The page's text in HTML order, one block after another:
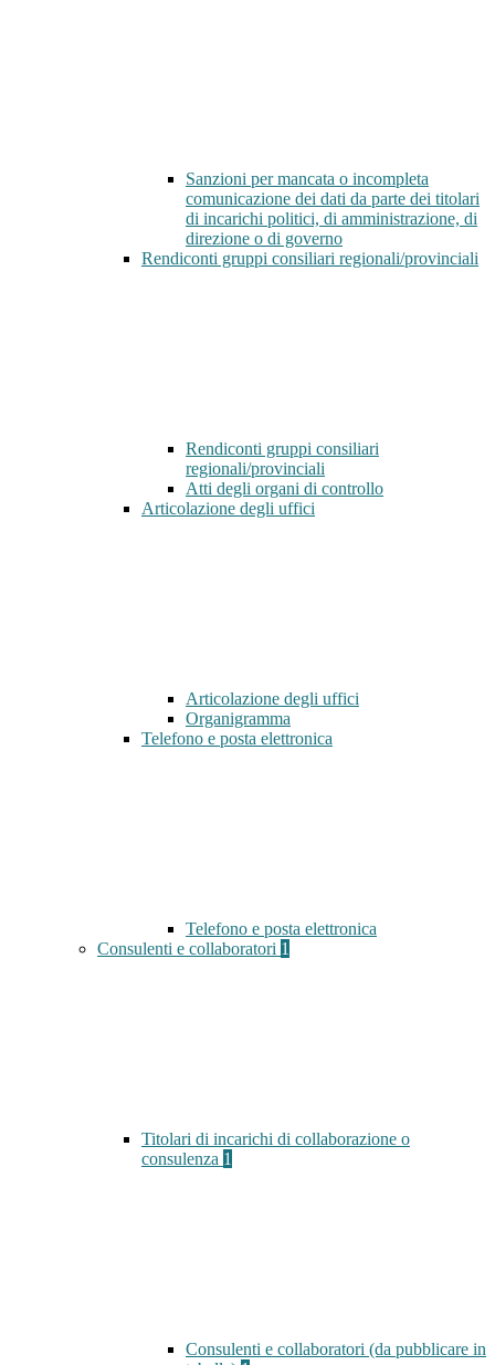
Sanzioni per mancata o incompleta
comunicazione dei dati da parte dei titolari
di incarichi politici, di amministrazione, di
direzione o di governo
Rendiconti gruppi consiliari regionali/provinciali
Rendiconti gruppi consiliari
regionali/provinciali
Atti degli organi di controllo
Articolazione degli uffici
Articolazione degli uffici
Organigramma
Telefono e posta elettronica
Telefono e posta elettronica
Consulenti e collaboratori 1
Titolari di incarichi di collaborazione o
consulenza 1
Consulenti e collaboratori (da pubblicare in